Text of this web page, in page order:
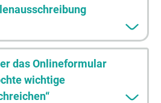
das Onlineformular
wichtige